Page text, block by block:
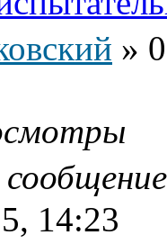
»
14:23